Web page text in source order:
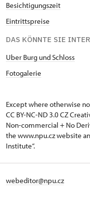
Besichtigungszeit
Eintrittspreise
DAS KÖNNTE SIE
Uber Burg und Schloss
Fotogalerie
Except where otherwise
CC BY-NC-ND 3.0 CZ
Non-commercial + No
the www.npu.cz website
Institute“.
webeditor@npu.cz